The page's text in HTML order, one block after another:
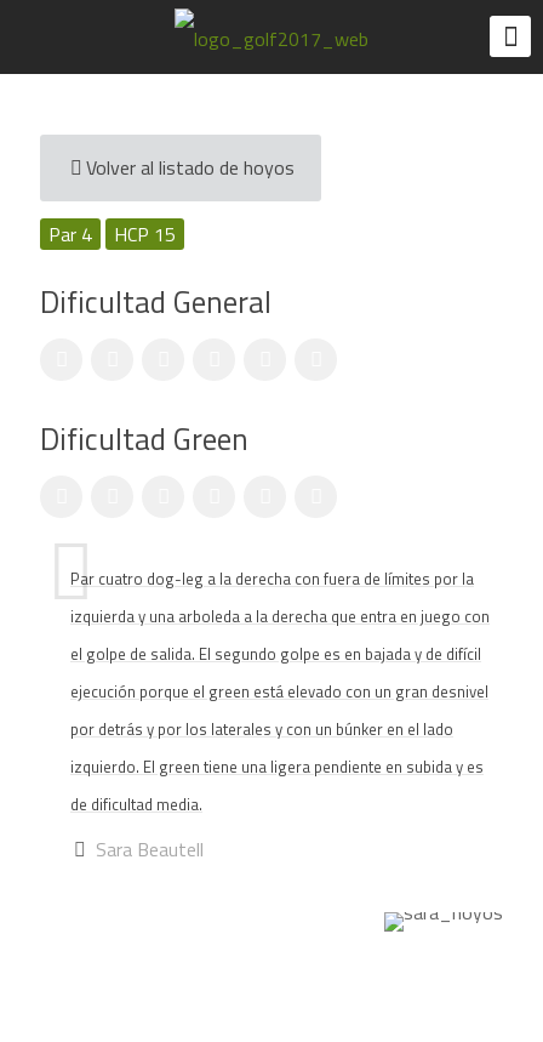
Volver al listado de hoyos
Par 4 HCP 15
Dificultad General
Dificultad Green
Par cuatro dog-leg a la derecha con fuera de límites por la
izquierda y una arboleda a la derecha que entra en juego con
el golpe de salida. El segundo golpe es en bajada y de difícil
ejecución porque el green está elevado con un gran desnivel
por detrás y por los laterales y con un búnker en el lado
izquierdo. El green tiene una ligera pendiente en subida y es
de dificultad media.
Sara Beautell